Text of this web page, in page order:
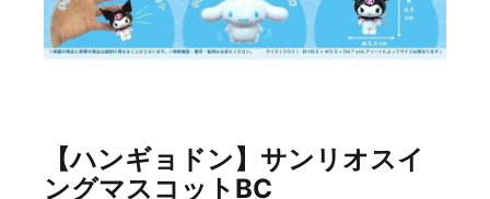
【ハンギョドン】サンリオスイ
ングマスコットBC